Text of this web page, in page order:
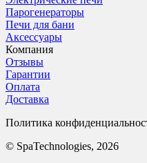
Парогенераторы
Печи для бани
Аксессуары
Компания
Отзывы
Гарантии
Оплата
Доставка
Политика
© SpaTechnologies, 2026